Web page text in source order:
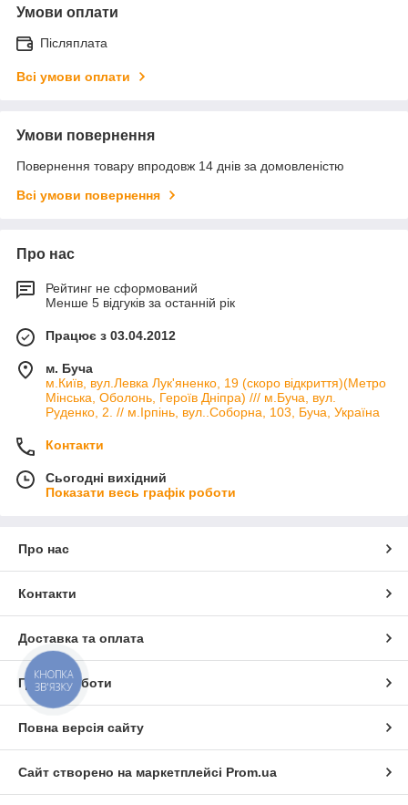
Умови оплати
Післяплата
Всі умови оплати
Умови повернення
Повернення товару впродовж 14 днів за домовленістю
Всі умови повернення
Про нас
Рейтинг не сформований
Менше 5 відгуків за останній рік
Працює з 03.04.2012
м. Буча
м.Київ, вул.Левка Лук'яненко, 19 (скоро відкриття)(Метро
Мінська, Оболонь, Героїв Дніпра) /// м.Буча, вул.
Руденко, 2. // м.Ірпінь, вул..Соборна, 103, Буча, Україна
Контакти
Сьогодні вихідний
Показати весь графік роботи
Про нас
Контакти
Доставка та оплата
Графік роботи
Повна версія сайту
Сайт створено на маркетплейсі Prom.ua
КНОПКА
ЗВ'ЯЗКУ